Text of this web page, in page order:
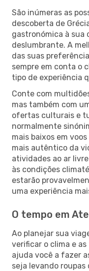
São inúmeras as
descoberta de
gastronómica à sua
deslumbrante. A
das suas
sempre em conta o
tipo de experiência
Conte com
mas também com
ofertas culturais e
normalmente
mais baixos em
mais autêntico da
atividades ao ar
às condições
estarão
uma experiência
O tempo em
Ao planejar sua
verificar o clima e
ajuda você a fazer
seja levando